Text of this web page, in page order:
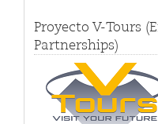
Proyecto V-Tours
Partnerships)